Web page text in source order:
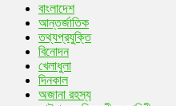
বাংলাদেশ
আন্তর্জাতিক
তথ্যপ্রযুক্তি
বিনোদন
খেলাধুলা
দিনকাল
অজানা রহস্য